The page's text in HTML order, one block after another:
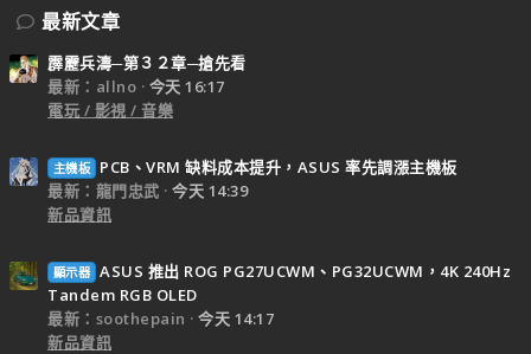
最新文章
霹靂兵濤─第３２章─搶先看
最新：allno
今天 16:17
電玩 / 影視 / 音樂
主機板
PCB、VRM 缺料成本提升，ASUS 率先調漲主機板
最新：龍門忠武
今天 14:39
新品資訊
顯示器 ASUS 推出 ROG PG27UCWM、PG32UCWM，4K 240Hz
Tandem RGB OLED
最新：soothepain
今天 14:17
新品資訊